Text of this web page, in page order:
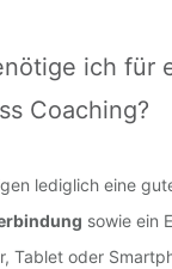
ich für
Coaching?
lediglich eine
sowie ein
Tablet oder